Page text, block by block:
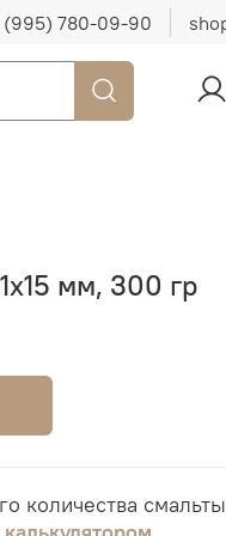
(995) 780-09-90
мм, 300 гр
количества